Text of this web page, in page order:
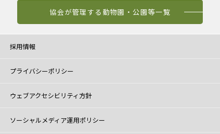
協会が管理する動物園・公園等一覧
採用情報
プライバシーポリシー
ウェブアクセシビリティ方針
ソーシャルメディア運用ポリシー